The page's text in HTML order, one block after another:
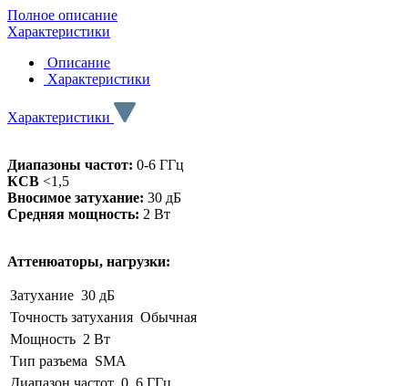
Полное описание
Характеристики
Описание
Характеристики
Характеристики
Диапазоны частот: 0-6 ГГц
КСВ <1,5
Вносимое затухание: 30 дБ
Средняя мощность: 2 Вт
Аттенюаторы, нагрузки:
Затухание 30 дБ
Точность затухания Обычная
Мощность 2 Вт
Тип разъема SMA
Диапазон частот 0..6 ГГц